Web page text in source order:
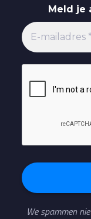
Meld je
We spammen